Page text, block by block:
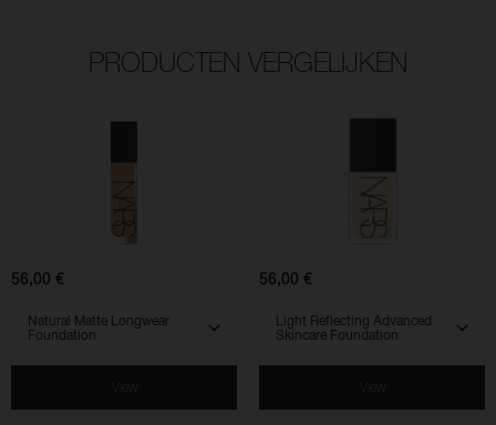
PRODUCTEN VERGELIJKEN
Natural
Matte
Longwear
Foundation
56,00 €
View
Light
Reflecting
Advanced
Skincare
56,00 €
View